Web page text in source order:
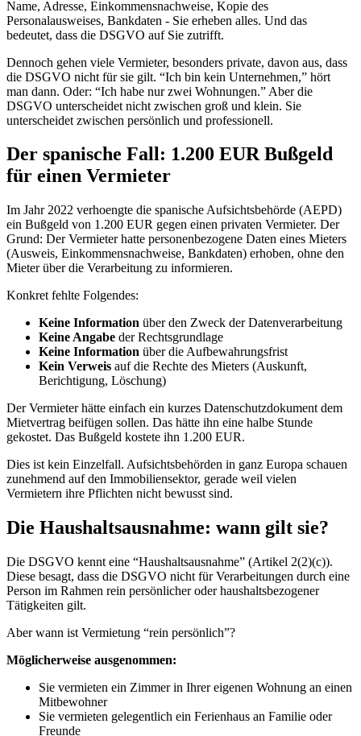
Name, Adresse, Einkommensnachweise, Kopie des
Personalausweises, Bankdaten - Sie erheben alles. Und das
bedeutet, dass die DSGVO auf Sie zutrifft.
Dennoch gehen viele Vermieter, besonders private, davon aus, dass
die DSGVO nicht für sie gilt. “Ich bin kein Unternehmen,” hört
man dann. Oder: “Ich habe nur zwei Wohnungen.” Aber die
DSGVO unterscheidet nicht zwischen groß und klein. Sie
unterscheidet zwischen persönlich und professionell.
Der spanische Fall: 1.200 EUR Bußgeld
für einen Vermieter
Im Jahr 2022 verhoengte die spanische Aufsichtsbehörde (AEPD)
ein Bußgeld von 1.200 EUR gegen einen privaten Vermieter. Der
Grund: Der Vermieter hatte personenbezogene Daten eines Mieters
(Ausweis, Einkommensnachweise, Bankdaten) erhoben, ohne den
Mieter über die Verarbeitung zu informieren.
Konkret fehlte Folgendes:
Keine Information über den Zweck der Datenverarbeitung
Keine Angabe der Rechtsgrundlage
Keine Information über die Aufbewahrungsfrist
Kein Verweis auf die Rechte des Mieters (Auskunft,
Berichtigung, Löschung)
Der Vermieter hätte einfach ein kurzes Datenschutzdokument dem
Mietvertrag beifügen sollen. Das hätte ihn eine halbe Stunde
gekostet. Das Bußgeld kostete ihn 1.200 EUR.
Dies ist kein Einzelfall. Aufsichtsbehörden in ganz Europa schauen
zunehmend auf den Immobiliensektor, gerade weil vielen
Vermietern ihre Pflichten nicht bewusst sind.
Die Haushaltsausnahme: wann gilt sie?
Die DSGVO kennt eine “Haushaltsausnahme” (Artikel 2(2)(c)).
Diese besagt, dass die DSGVO nicht für Verarbeitungen durch eine
Person im Rahmen rein persönlicher oder haushaltsbezogener
Tätigkeiten gilt.
Aber wann ist Vermietung “rein persönlich”?
Möglicherweise ausgenommen:
Sie vermieten ein Zimmer in Ihrer eigenen Wohnung an einen
Mitbewohner
Sie vermieten gelegentlich ein Ferienhaus an Familie oder
Freunde